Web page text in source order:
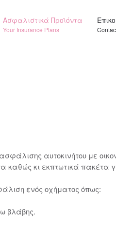
Ασφαλιστικά Προϊόντα
Your Insurance Plans
αυτοκινήτου με
καθώς κι εκπτωτικά
ενός οχήματος όπως:
βλάβης.